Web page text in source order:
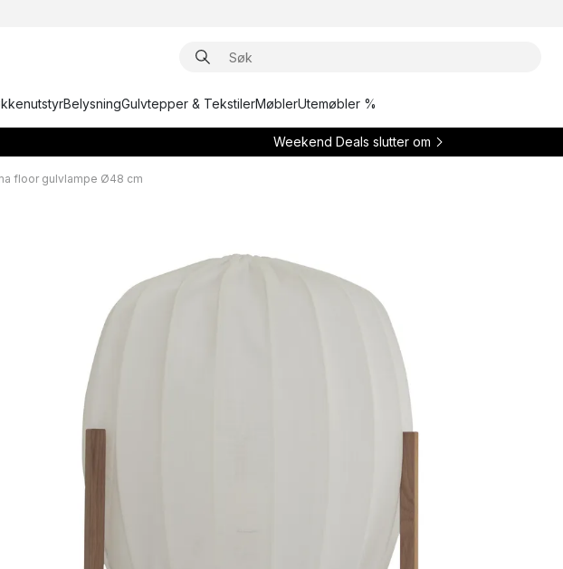
BelysningGulvtepper & TekstilerMøblerUtemøbler %
Weekend Deals slutter om
floor gulvlampe Ø48 cm